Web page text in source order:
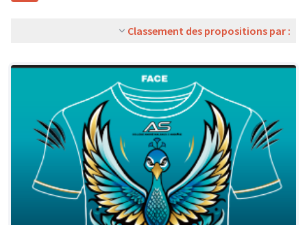
Classement des propositions par :